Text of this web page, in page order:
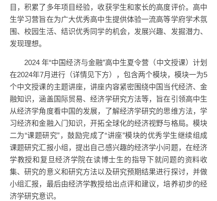
目，积累了多年项目经验，收获学生和家长的高度评价。高中
生学习营旨在为广大优秀高中生提供体验一流高等学府学术氛
围、校园生活、结识优秀同学的机会，发展兴趣、发掘潜力、
发现理想。
2024 年“中国经济与金融”高中生夏令营（中文授课）计划
在2024年7月进行（详情见下方），包含两个模块，模块一为5
个中文授课的主题讲座，讲座内容紧密围绕中国当代经济、金
融知识，涵盖国际贸易、经济学研究方法等，旨在引领高中生
从经济学角度看中国的发展，了解经济学研究的思维方法，学
习经济和金融入门知识，开拓全球化的经济视野与格局。模块
二为“课题研究”，鼓励完成了“讲座”模块的优秀学生继续组成
课题研究汇报小组，提出自己感兴趣的经济学小问题，在经济
学教授和复旦经济学院在读博士生的指导下就问题的资料收
集、研究的意义和研究方法以及研究预期结果进行探讨，并做
小组汇报，最后由经济学教授给出点评和建议，培养初步的经
济学研究意识。